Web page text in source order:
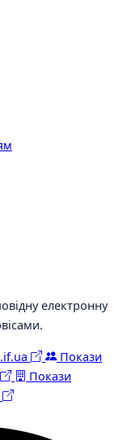
електронну
Покази
Покази